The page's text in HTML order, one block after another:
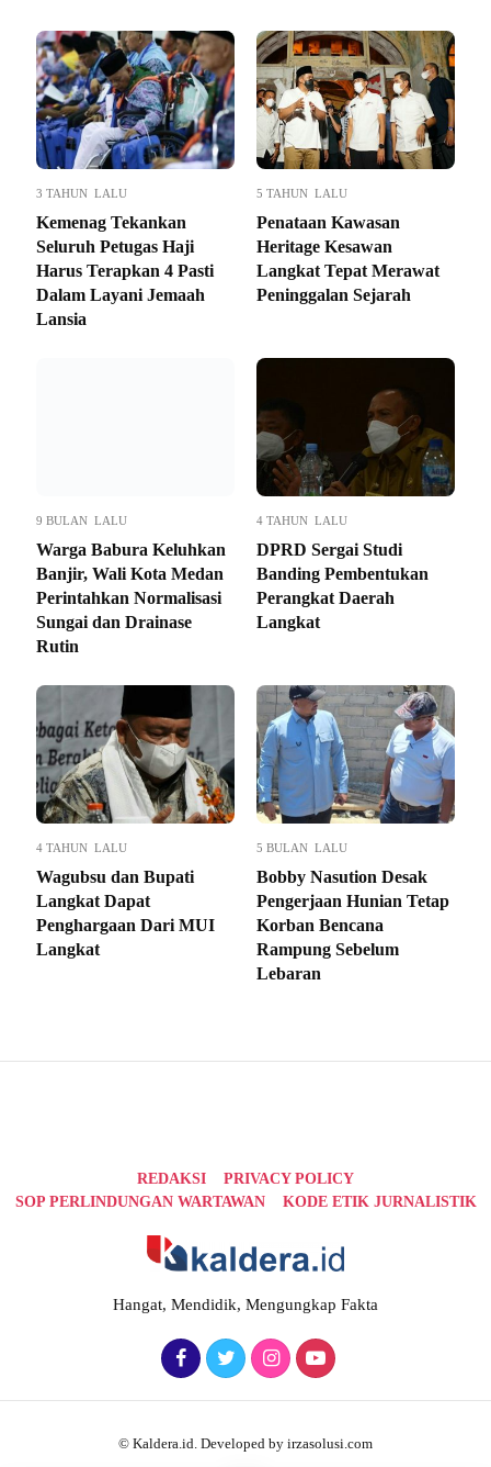
3 TAHUN LALU
Kemenag Tekankan
Seluruh Petugas Haji
Harus Terapkan 4 Pasti
Dalam Layani Jemaah
Lansia
5 TAHUN LALU
Penataan Kawasan
Heritage Kesawan
Langkat Tepat Merawat
Peninggalan Sejarah
9 BULAN LALU
Warga Babura Keluhkan
Banjir, Wali Kota Medan
Perintahkan Normalisasi
Sungai dan Drainase
Rutin
4 TAHUN LALU
DPRD Sergai Studi
Banding Pembentukan
Perangkat Daerah
Langkat
4 TAHUN LALU
Wagubsu dan Bupati
Langkat Dapat
Penghargaan Dari MUI
Langkat
5 BULAN LALU
Bobby Nasution Desak
Pengerjaan Hunian Tetap
Korban Bencana
Rampung Sebelum
Lebaran
REDAKSI
PRIVACY POLICY
SOP PERLINDUNGAN WARTAWAN
KODE ETIK JURNALISTIK
Hangat, Mendidik, Mengungkap Fakta
© Kaldera.id. Developed by irzasolusi.com